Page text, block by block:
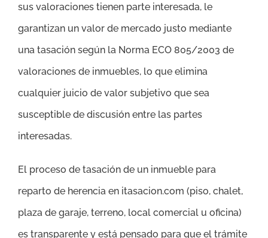
sus valoraciones tienen parte interesada, le
garantizan un valor de mercado justo mediante
una tasación según la Norma ECO 805/2003 de
valoraciones de inmuebles, lo que elimina
cualquier juicio de valor subjetivo que sea
susceptible de discusión entre las partes
interesadas.
El proceso de tasación de un inmueble para
reparto de herencia en itasacion.com (piso, chalet,
plaza de garaje, terreno, local comercial u oficina)
es transparente y está pensado para que el trámite